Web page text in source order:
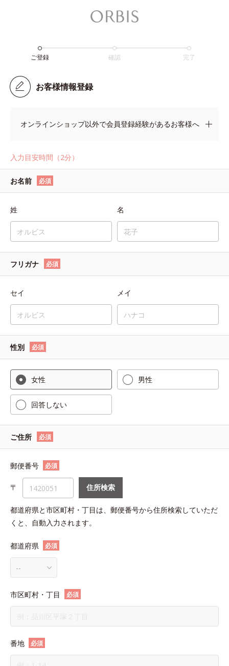
ご登録 確認 完了
お客様情報登録
オンラインショップ以外で会員登録経験があるお客様へ
入力目安時間（2分）
お名前 必須
姓 名
フリガナ 必須
セイ メイ
性別 必須
女性 男性
回答しない
ご住所 必須
郵便番号 必須
〒 住所検索
都道府県と市区町村・丁目は、郵便番号から住所検索していただ
くと、自動入力されます。
都道府県 必須
市区町村・丁目 必須
番地 必須